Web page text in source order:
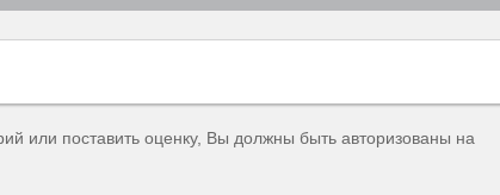
или поставить оценку, Вы должны быть авторизованы на